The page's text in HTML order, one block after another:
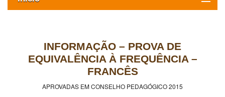
Oferta formativa
SIGE
ESAQ sem Bullying
INFORMAÇÃO – PROVA DE
EQUIVALÊNCIA À FREQUÊNCIA –
FRANCÊS
APROVADAS EM CONSELHO PEDAGÓGICO 2015